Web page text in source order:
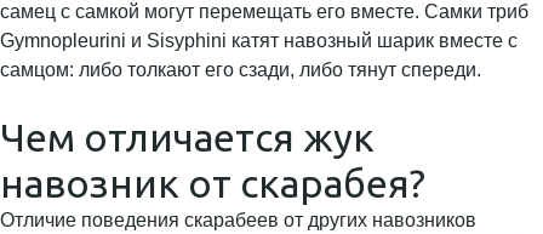
самец с самкой могут перемещать его вместе. Самки триб
Gymnopleurini и Sisyphini катят навозный шарик вместе с
самцом: либо толкают его сзади, либо тянут спереди.
Чем отличается жук
навозник от скарабея?
Отличие поведения скарабеев от других навозников